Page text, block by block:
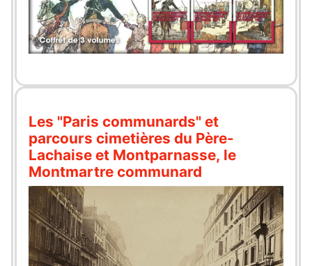
Les "Paris communards" et
parcours cimetières du Père-
Lachaise et Montparnasse, le
Montmartre communard